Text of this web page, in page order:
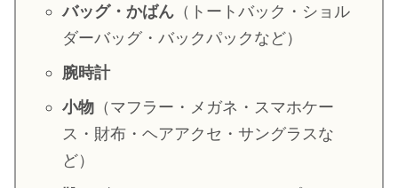
女子アナ衣装
バラエティ番組衣裳
バッグ・かばん （トートバック・ショル
ダーバッグ・バックパックなど）
腕時計
小物 （マフラー・メガネ・スマホケー
ス・財布・ヘアアクセ・サングラスな
ど）